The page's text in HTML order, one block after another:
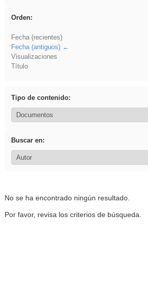
Orden:
Fecha (recientes)
Fecha (antiguos)
Visualizaciones
Título
Tipo de contenido:
Buscar en:
No se ha encontrado ningún resultado.
Por favor, revisa los criterios de búsqueda.